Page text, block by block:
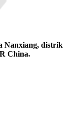
Nanxiang, distrik
China.